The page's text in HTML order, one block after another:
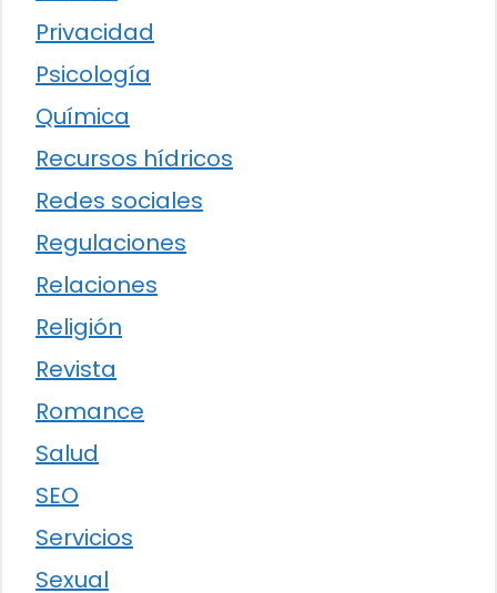
Privacidad
Psicología
Química
Recursos hídricos
Redes sociales
Regulaciones
Relaciones
Religión
Revista
Romance
Salud
SEO
Servicios
Sexual